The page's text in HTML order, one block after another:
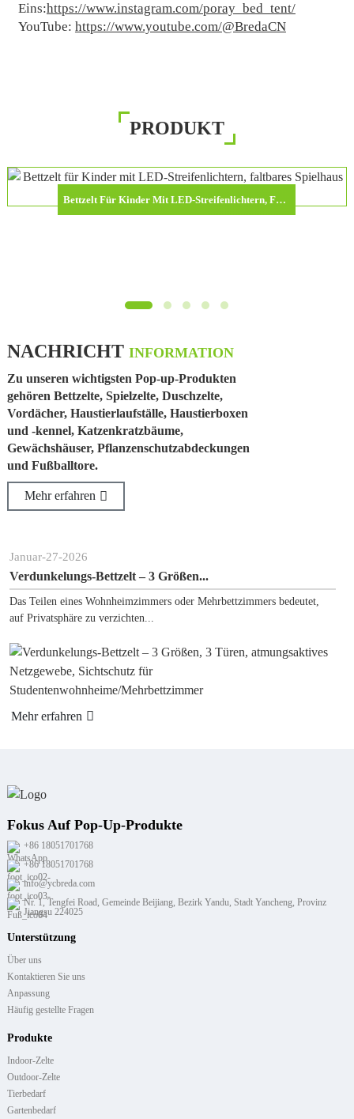
Eins:https://www.instagram.com/poray_bed_tent/
YouTube: https://www.youtube.com/@BredaCN
PRODUKT
Bettzelt Für Kinder Mit LED-Streifenlichtern, Faltbares Spielhaus Für Kleinkinder
NACHRICHT INFORMATION
Zu unseren wichtigsten Pop-up-Produkten
gehören Bettzelte, Spielzelte, Duschzelte,
Vordächer, Haustierlaufställe, Haustierboxen
und -kennel, Katzenkratzbäume,
Gewächshäuser, Pflanzenschutzabdeckungen
und Fußballtore.
Mehr erfahren
erfahren
-27-2026
Bettzelt – 3 Größen...
eines Wohnheimzimmers oder Mehrbettzimmers bedeutet,
zu verzichten...
Fokus Auf Pop-Up-Produkte
+86 18051701768
+86 18051701768
info@ycbreda.com
Nr. 1, Tengfei Road, Gemeinde Beijiang, Bezirk Yandu, Stadt Yancheng, Provinz
Jiangsu 224025
Unterstützung
Über uns
Kontaktieren Sie uns
Anpassung
Häufig gestellte Fragen
Produkte
Indoor-Zelte
Outdoor-Zelte
Tierbedarf
Gartenbedarf